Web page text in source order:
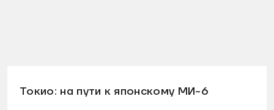
Токио: на пути к японскому МИ-6